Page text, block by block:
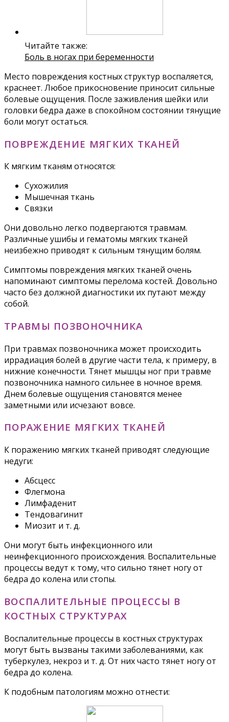
Читайте также:
Боль в ногах при беременности
Место повреждения костных структур воспаляется,
краснеет. Любое прикосновение приносит сильные
болевые ощущения. После заживления шейки или
головки бедра даже в спокойном состоянии тянущие
боли могут остаться.
ПОВРЕЖДЕНИЕ МЯГКИХ ТКАНЕЙ
К мягким тканям относятся:
Сухожилия
Мышечная ткань
Связки
Они довольно легко подвергаются травмам.
Различные ушибы и гематомы мягких тканей
неизбежно приводят к сильным тянущим болям.
Симптомы повреждения мягких тканей очень
напоминают симптомы перелома костей. Довольно
часто без должной диагностики их путают между
собой.
ТРАВМЫ ПОЗВОНОЧНИКА
При травмах позвоночника может происходить
иррадиация болей в другие части тела, к примеру, в
нижние конечности. Тянет мышцы ног при травме
позвоночника намного сильнее в ночное время.
Днем болевые ощущения становятся менее
заметными или исчезают вовсе.
ПОРАЖЕНИЕ МЯГКИХ ТКАНЕЙ
К поражению мягких тканей приводят следующие
недуги:
Абсцесс
Флегмона
Лимфаденит
Тендовагинит
Миозит и т. д.
Они могут быть инфекционного или
неинфекционного происхождения. Воспалительные
процессы ведут к тому, что сильно тянет ногу от
бедра до колена или стопы.
ВОСПАЛИТЕЛЬНЫЕ ПРОЦЕССЫ В
КОСТНЫХ СТРУКТУРАХ
Воспалительные процессы в костных структурах
могут быть вызваны такими заболеваниями, как
туберкулез, некроз и т. д. От них часто тянет ногу от
бедра до колена.
К подобным патологиям можно отнести: